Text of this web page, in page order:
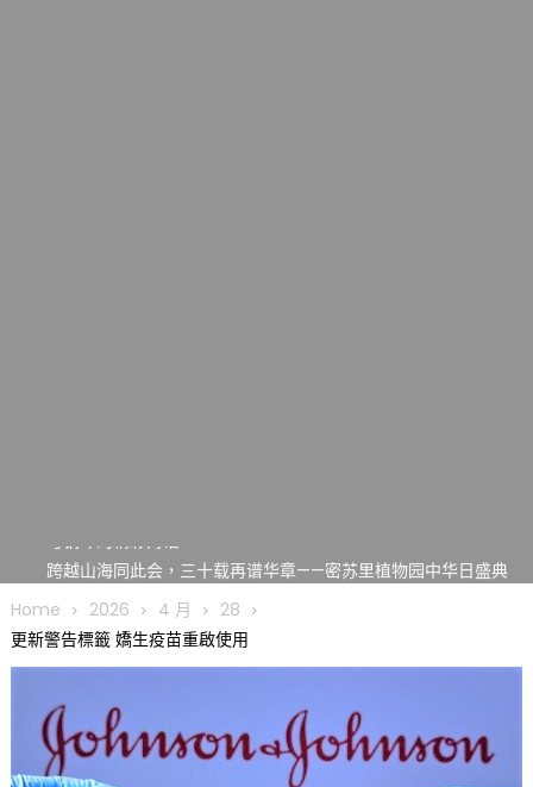
跨越山海同此会，三十载再谱华章——密苏里植物园中华日盛典
圣路易龙舟俱乐部5月16日龙舟体验日 邀请各界亲身体验划行乐
趣 + 水上竞速魅力
执掌密苏里植物园近四十年 致力推动全球植物多样性研究与中美
合作 Peter Raven 博士逝世 享年89岁
一晃三十年，初夏又相逢。中华日，等你来赴约 —— 密苏里植物
Home 2026 4 月
28
更新警告標籤 嬌生疫苗重啟使用